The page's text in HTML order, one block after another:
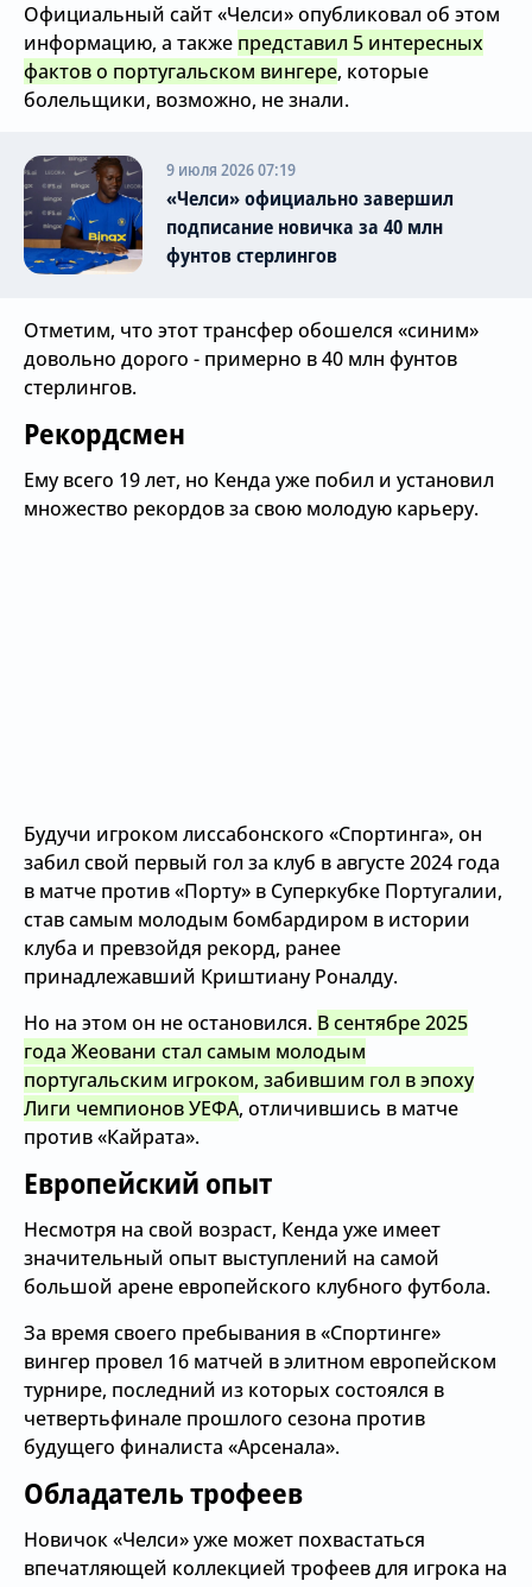
Официальный сайт «Челси» опубликовал об этом
информацию, а также представил 5 интересных
фактов о португальском вингере, которые
болельщики, возможно, не знали.
9 июля 2026 07:19
«Челси» официально завершил
подписание новичка за 40 млн
фунтов стерлингов
Отметим, что этот трансфер обошелся «синим»
довольно дорого - примерно в 40 млн фунтов
стерлингов.
Рекордсмен
Ему всего 19 лет, но Кенда уже побил и установил
множество рекордов за свою молодую карьеру.
Будучи игроком лиссабонского «Спортинга», он
забил свой первый гол за клуб в августе 2024 года
в матче против «Порту» в Суперкубке Португалии,
став самым молодым бомбардиром в истории
клуба и превзойдя рекорд, ранее
принадлежавший Криштиану Роналду.
Но на этом он не остановился. В сентябре 2025
года Жеовани стал самым молодым
португальским игроком, забившим гол в эпоху
Лиги чемпионов УЕФА, отличившись в матче
против «Кайрата».
Европейский опыт
Несмотря на свой возраст, Кенда уже имеет
значительный опыт выступлений на самой
большой арене европейского клубного футбола.
За время своего пребывания в «Спортинге»
вингер провел 16 матчей в элитном европейском
турнире, последний из которых состоялся в
четвертьфинале прошлого сезона против
будущего финалиста «Арсенала».
Обладатель трофеев
Новичок «Челси» уже может похвастаться
впечатляющей коллекцией трофеев для игрока на